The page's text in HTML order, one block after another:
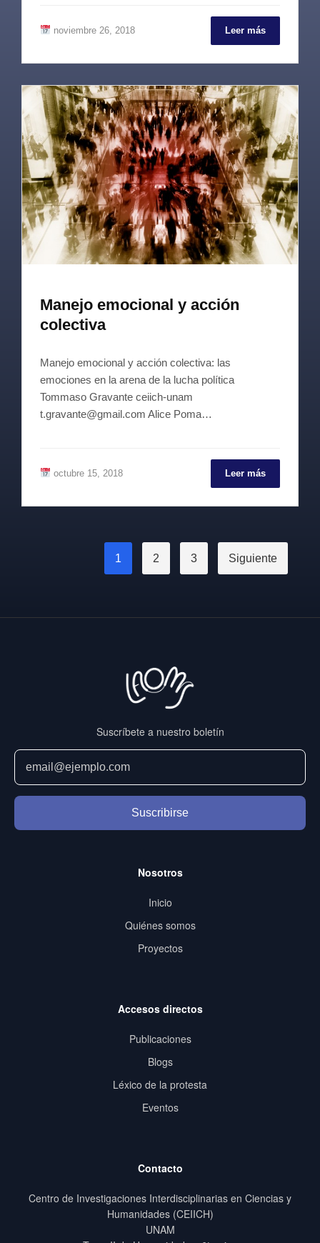
noviembre 26, 2018 Leer más
Manejo emocional y acción
colectiva
Manejo emocional y acción colectiva: las
emociones en la arena de la lucha política
Tommaso Gravante ceiich-unam
t.gravante@gmail.com Alice Poma…
octubre 15, 2018 Leer más
1 2 3 Siguiente
Suscríbete a nuestro boletín
Suscribirse
Nosotros
Inicio
Quiénes somos
Proyectos
Accesos directos
Publicaciones
Blogs
Léxico de la protesta
Eventos
Contacto
Centro de Investigaciones Interdisciplinarias en Ciencias y
Humanidades (CEIICH)
UNAM